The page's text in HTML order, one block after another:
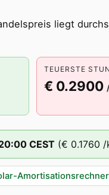
liegt
TEUERSTE
€ 0.2900
:00 CEST (€ 0.1760 /
Amortisationsrechner